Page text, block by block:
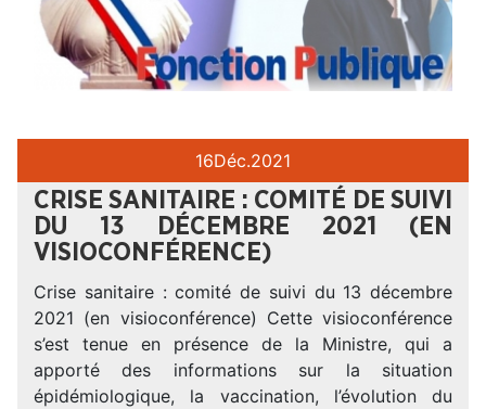
16Déc.2021
CRISE SANITAIRE : COMITÉ DE SUIVI
DU 13 DÉCEMBRE 2021 (EN
VISIOCONFÉRENCE)
Crise sanitaire : comité de suivi du 13 décembre
2021 (en visioconférence) Cette visioconférence
s’est tenue en présence de la Ministre, qui a
apporté des informations sur la situation
épidémiologique, la vaccination, l’évolution du